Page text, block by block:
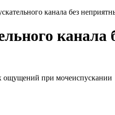
канала без
ощущений при мочеиспускании